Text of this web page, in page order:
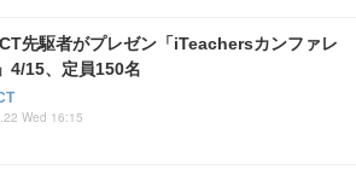
先駆者がプレゼン「iTeachersカンファレ
4/15、定員150名
Wed 16:15